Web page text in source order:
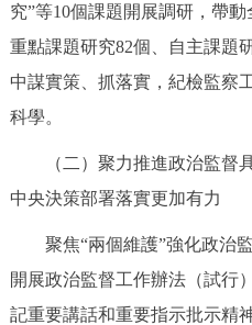
究”等10個課題開展調研，帶
重點課題研究82個、自主課題
中謀實策、抓落實，紀檢監察
科學。
（二）聚力推進政治監督具
中央決策部署落實更加有力
聚焦“兩個維護”強化政治監
開展政治監督工作辦法（試行
記重要講話和重要指示批示精